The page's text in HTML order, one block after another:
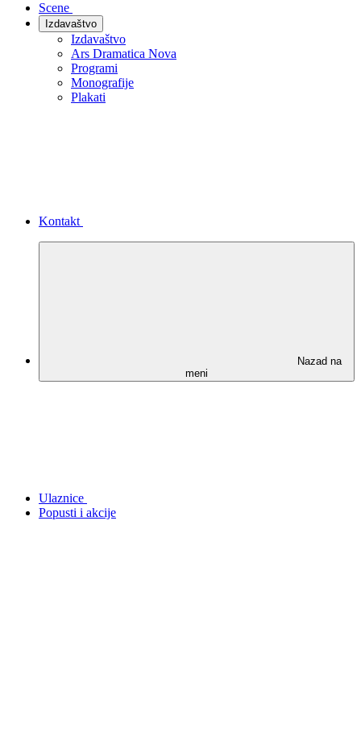
Scene
Izdavaštvo
Izdavaštvo
Ars Dramatica Nova
Programi
Monografije
Plakati
Kontakt
Nazad na
meni
Ulaznice
Popusti i akcije